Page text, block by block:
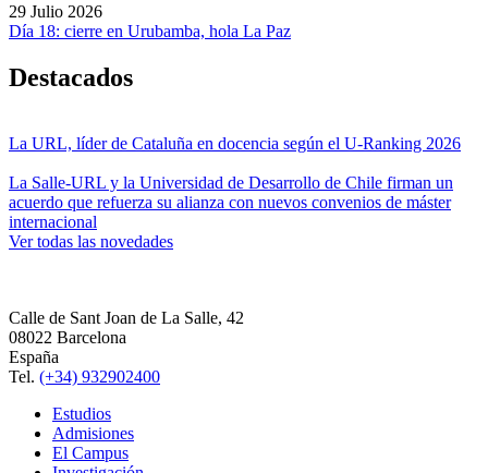
29 Julio 2026
Día 18: cierre en Urubamba, hola La Paz
Destacados
La URL, líder de Cataluña en docencia según el U-Ranking 2026
La Salle-URL y la Universidad de Desarrollo de Chile firman un
acuerdo que refuerza su alianza con nuevos convenios de máster
internacional
Ver todas las novedades
Calle de Sant Joan de La Salle, 42
08022 Barcelona
España
Tel. (+34) 932902400
Estudios
Admisiones
El Campus